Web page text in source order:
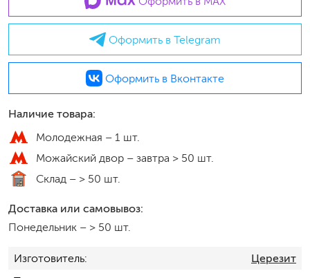
Оформить в Telegram
Оформить в Вконтакте
Наличие товара:
Молодежная – 1 шт.
Можайский двор – завтра > 50 шт.
Склад – > 50 шт.
Доставка или самовывоз:
Понедельник – > 50 шт.
Изготовитель
Церезит